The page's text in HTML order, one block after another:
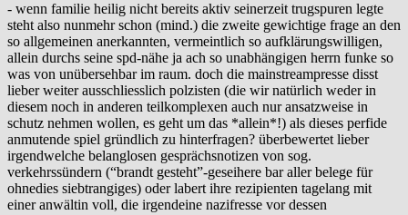
- wenn familie heilig nicht bereits aktiv seinerzeit trugspuren legte
steht also nunmehr schon (mind.) die zweite gewichtige frage an den
so allgemeinen anerkannten, vermeintlich so aufklärungswilligen,
allein durchs seine spd-nähe ja ach so unabhängigen herrn funke so
was von unübersehbar im raum. doch die mainstreampresse disst
lieber weiter ausschliesslich polzisten (die wir natürlich weder in
diesem noch in anderen teilkomplexen auch nur ansatzweise in
schutz nehmen wollen, es geht um das *allein*!) als dieses perfide
anmutende spiel gründlich zu hinterfragen? überbewertet lieber
irgendwelche belanglosen gesprächsnotizen von sog.
verkehrssündern (“brandt gesteht”-geseihere bar aller belege für
ohnedies siebtrangiges) oder labert ihre rezipienten tagelang mit
einer anwältin voll, die irgendeine nazifresse vor dessen